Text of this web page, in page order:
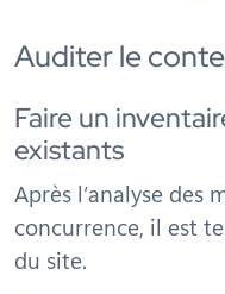
Auditer le
Faire un
existants
Après l’analyse des
concurrence, il est
du site.